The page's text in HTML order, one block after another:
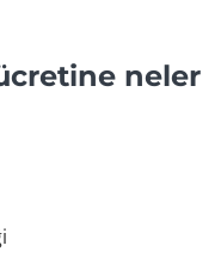
neler